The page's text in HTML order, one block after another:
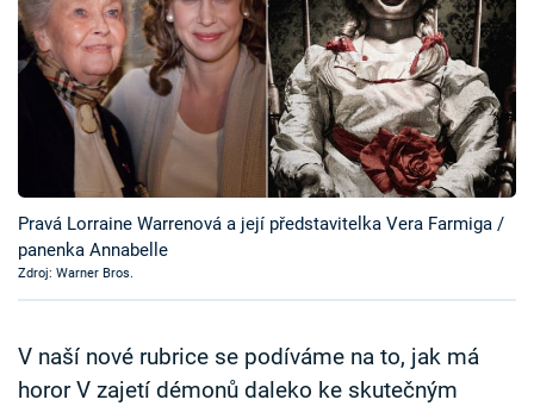
TV Program
Časopis
Sledujte prima+
Přihlášení
Pravá Lorraine Warrenová a její představitelka Vera Farmiga /
panenka Annabelle
Zdroj: Warner Bros.
V naší nové rubrice se podíváme na to, jak má
horor V zajetí démonů daleko ke skutečným